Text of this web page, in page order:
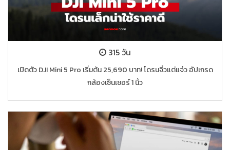
315 วัน
เปิดตัว DJI Mini 5 Pro เริ่มต้น 25,690 บาท! โดรนจิ๋วแต่แจ๋ว อัปเกรด
กล้องเซ็นเซอร์ 1 นิ้ว